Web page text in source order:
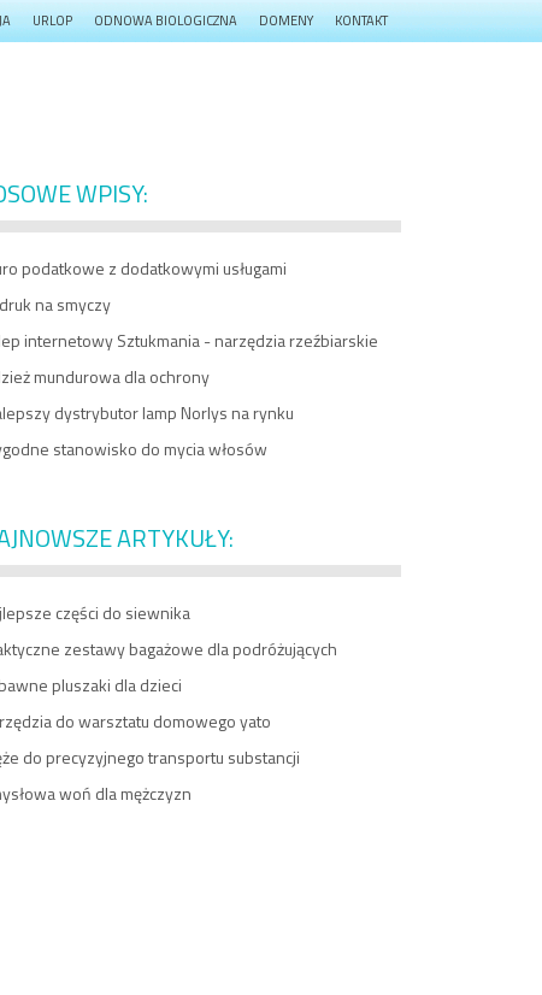
URLOP ODNOWA BIOLOGICZNA DOMENY KONTAKT
WPISY:
podatkowe z dodatkowymi usługami
na smyczy
internetowy Sztukmania - narzędzia rzeźbiarskie
mundurowa dla ochrony
dystrybutor lamp Norlys na rynku
stanowisko do mycia włosów
ARTYKUŁY:
części do siewnika
zestawy bagażowe dla podróżujących
pluszaki dla dzieci
do warsztatu domowego yato
do precyzyjnego transportu substancji
woń dla mężczyzn